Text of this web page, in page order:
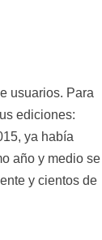
usuarios. Para
ediciones:
ya había
año y medio se
y cientos de